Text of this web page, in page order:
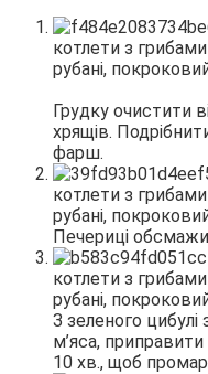
Грудку очистити
хрящів.
фарш.
Печериці
З зеленого цибулі
м’яса,
10 хв., щоб